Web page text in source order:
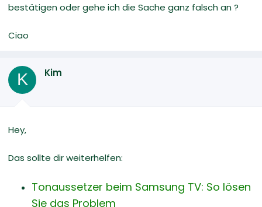
bestätigen oder gehe ich die Sache ganz falsch an ?
Ciao
K Kim
Hey,
Das sollte dir weiterhelfen:
Tonaussetzer beim Samsung TV: So lösen
Sie das Problem